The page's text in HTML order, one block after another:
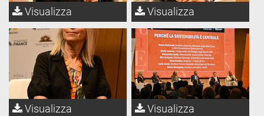
Visualizza Visualizza
Visualizza Visualizza